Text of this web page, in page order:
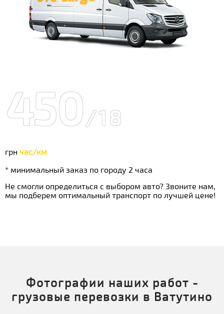
450/18
грн час/км
* минимальный заказ по городу 2 часа
Не смогли определиться с выбором авто? Звоните нам,
мы подберем оптимальный транспорт по лучшей цене!
Фотографии наших работ -
грузовые перевозки в Ватутино